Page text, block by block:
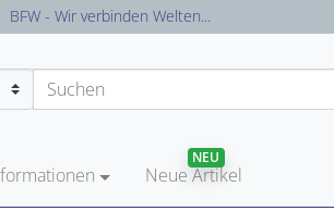
BFW - Wir verbinden Welten...
Neue Artikel
NEU